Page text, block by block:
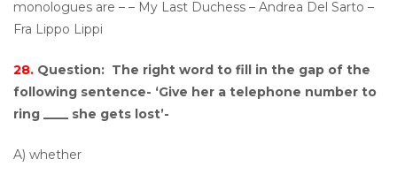
monologues are – – My Last Duchess – Andrea Del Sarto –
Fra Lippo Lippi
28. Question: The right word to fill in the gap of the
following sentence- ‘Give her a telephone number to
ring ____ she gets lost’-
A) whether